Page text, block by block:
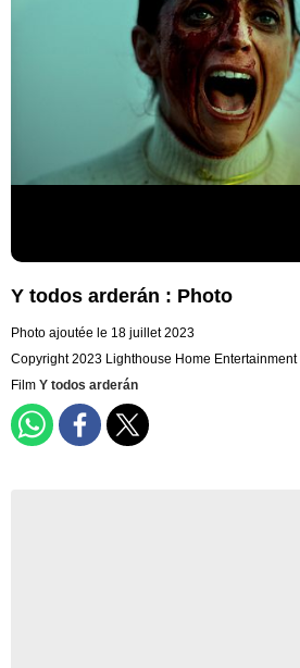
Y todos arderán : Photo
Photo ajoutée le 18 juillet 2023
Copyright 2023 Lighthouse Home Entertainment
Film Y todos arderán